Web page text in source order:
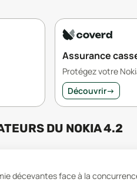
Assurance
Protégez votre
Découvrir→
DU NOKIA 4.2
décevantes face à la